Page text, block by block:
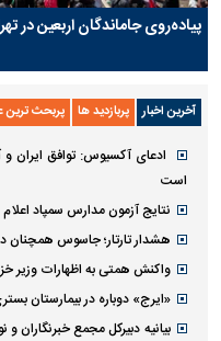
پیاده‌روی جاماندگان اربعین در
آخرین اخبار پربازدید ها پربحث ترین
ادعای آکسیوس: توافق ایران و
است
نتایج آزمون مدارس سمپاد اعلام شد
هشدار تارتار؛ جاسوس همچنان
واکنش همتی به اظهارات وزیر
«ایرج» دوباره در بیمارستان
بیانیه دبیرکل مجمع